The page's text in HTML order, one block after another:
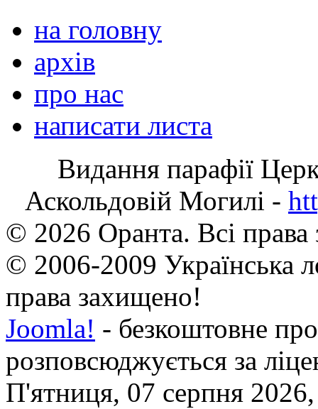
на головну
архів
про нас
написати листа
Видання парафії
Аскольдовій Могилі -
© 2026 Оранта. Всі
© 2006-2009 Українська
права захищено!
Joomla! - безкоштовне
розповсюджується за
П'ятниця, 07 серпня